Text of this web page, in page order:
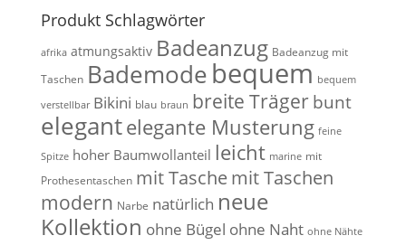
Produkt Schlagwörter
afrika atmungsaktiv Badeanzug Badeanzug mit
Taschen Bademodebequem bequem
verstellbar Bikini blau braun breite Träger bunt
elegantelegante Musterung feine
Spitze hoher Baumwollanteil leicht marine mit
Prothesentaschen mit Taschemit Taschen
modern Narbe natürlich neue
Kollektion ohne Bügel ohne Naht ohne Nähte